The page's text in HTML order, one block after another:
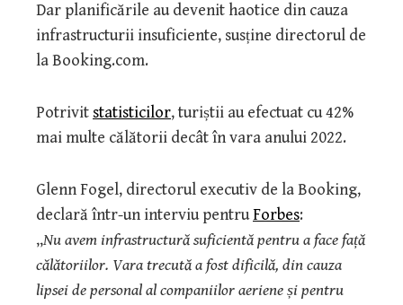
Dar planificările au devenit haotice din cauza
infrastructurii insuficiente, susține directorul de
la Booking.com.
Potrivit statisticilor, turiștii au efectuat cu 42%
mai multe călătorii decât în vara anului 2022.
Glenn Fogel, directorul executiv de la Booking,
declară într-un interviu pentruForbes:
„Nu avem infrastructură suficientă pentru a face față
călătoriilor. Vara trecută a fost dificilă, din cauza
lipsei de personal al companiilor aeriene și pentru